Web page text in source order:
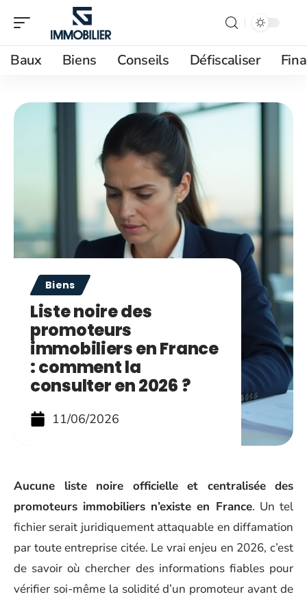
Baux Biens Conseils Défiscaliser
Biens
Liste noire des
promoteurs
immobiliers en France
: comment la
consulter en 2026 ?
11/06/2026
Aucune liste noire officielle et centralisée des
promoteurs immobiliers n’existe en France. Un tel
fichier serait juridiquement attaquable en diffamation
par toute entreprise citée. Le vrai enjeu en 2026, c’est
de savoir où chercher des informations fiables pour
vérifier soi-même la solidité d’un promoteur avant de